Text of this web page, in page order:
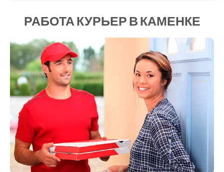
РАБОТА КУРЬЕР В КАМЕНКЕ
Канев
Казатин
Киев
Кобеляки
Коцюбинское
Конотоп
Коростень
Корсунь-Шевченковский
Костополь
Ковель
Козин
Красноград
Кременчуг
Кременец